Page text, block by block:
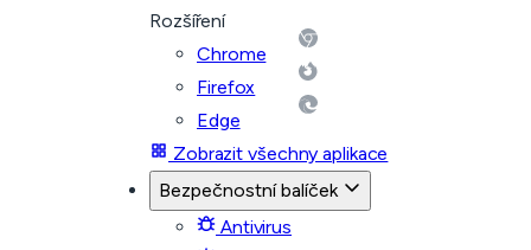
Rozšíření
Chrome
Firefox
Edge
Zobrazit všechny aplikace
Bezpečnostní balíček
Antivirus